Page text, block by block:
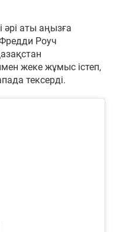
аты аңызға
Роуч
жеке жұмыс істеп,
тексерді.